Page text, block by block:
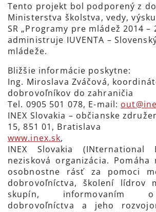
Tento projekt bol podporený z
Ministerstva školstva, vedy,
SR „Programy pre mládež 2014 –
administruje IUVENTA –
mládeže.
Bližšie informácie poskytne:
Ing. Miroslava Zváčová,
dobrovoľníkov do zahraničia
Tel. 0905 501 078, E-mail:
INEX Slovakia – občianske
15, 851 01, Bratislava
www.inex.sk,
INEX Slovakia (INternational
nezisková organizácia. Pomáha
osobnostne rásť za pomoci
dobrovoľníctva, školení lídrov
skupín, informovaním
dobrovoľníctva a jeho